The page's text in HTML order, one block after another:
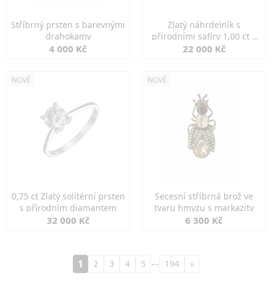
Stříbrný prsten s barevnými
drahokamy
4 000 Kč
Zlatý náhrdelník s
přírodními safíry 1,00 ct a
diamanty
22 000 Kč
NOVÉ
0,75 ct Zlatý solitérní prsten
s přírodním diamantem
32 000 Kč
NOVÉ
Secesní stříbrná brož ve
tvaru hmyzu s markazity
6 300 Kč
1 2 3 4 5 … 194 »